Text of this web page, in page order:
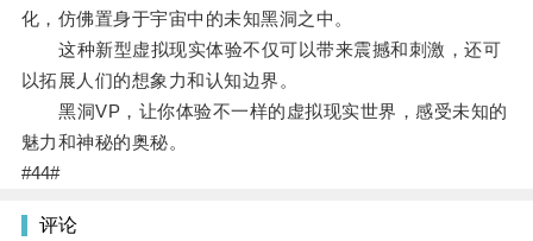
化，仿佛置身于宇宙中的未知黑洞之中。
这种新型虚拟现实体验不仅可以带来震撼和刺激，还可
以拓展人们的想象力和认知边界。
黑洞VP，让你体验不一样的虚拟现实世界，感受未知的
魅力和神秘的奥秘。
#44#
评论